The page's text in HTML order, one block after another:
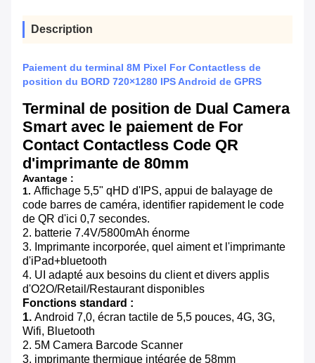
Description
Paiement du terminal 8M Pixel For Contactless de
position du BORD 720×1280 IPS Android de GPRS
Terminal de position de Dual Camera
Smart avec le paiement de For
Contact Contactless Code QR
d'imprimante de 80mm
Avantage :
1. Affichage 5,5" qHD d'IPS, appui de balayage de
code barres de caméra, identifier rapidement le code
de QR d'ici 0,7 secondes.
2. batterie 7.4V/5800mAh énorme
3. Imprimante incorporée, quel aiment et l'imprimante
d'iPad+bluetooth
4. UI adapté aux besoins du client et divers applis
d'O2O/Retail/Restaurant disponibles
Fonctions standard :
1. Android 7,0, écran tactile de 5,5 pouces, 4G, 3G,
Wifi, Bluetooth
2. 5M Camera Barcode Scanner
3. imprimante thermique intégrée de 58mm